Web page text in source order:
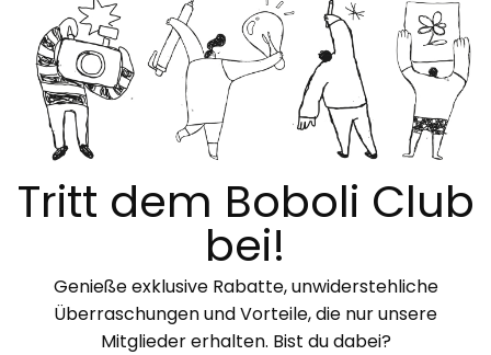
Tritt dem Boboli Club
bei!
Genieße exklusive Rabatte, unwiderstehliche
Überraschungen und Vorteile, die nur unsere
Mitglieder erhalten. Bist du dabei?